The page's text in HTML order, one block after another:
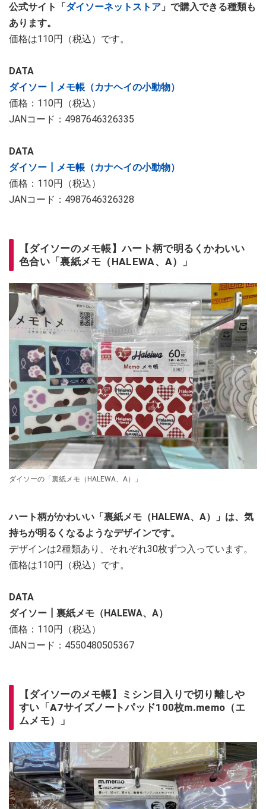
公式サイト「ダイソーネットストア 」で購入できる種類も
あります。
価格は110円（税込）です。
DATA
ダイソー┃メモ帳（カナヘイの小動物）
価格：110円（税込）
JANコード：4987646326335
DATA
ダイソー┃メモ帳（カナヘイの小動物）
価格：110円（税込）
JANコード：4987646326328
【ダイソーのメモ帳】ハート柄で明るくかわいい
色合い「裏紙メモ（HALEWA、A）」
ダイソーの「裏紙メモ（HALEWA、A）」
ハート柄がかわいい「裏紙メモ（HALEWA、A）」は、気
持ちが明るくなるようなデザインです。
デザインは2種類あり、それぞれ30枚ずつ入っています。
価格は110円（税込）です。
DATA
ダイソー┃裏紙メモ（HALEWA、A）
価格：110円（税込）
JANコード：4550480505367
【ダイソーのメモ帳】ミシン目入りで切り離しや
すい「A7サイズノートパッド100枚m.memo（エ
ムメモ）」